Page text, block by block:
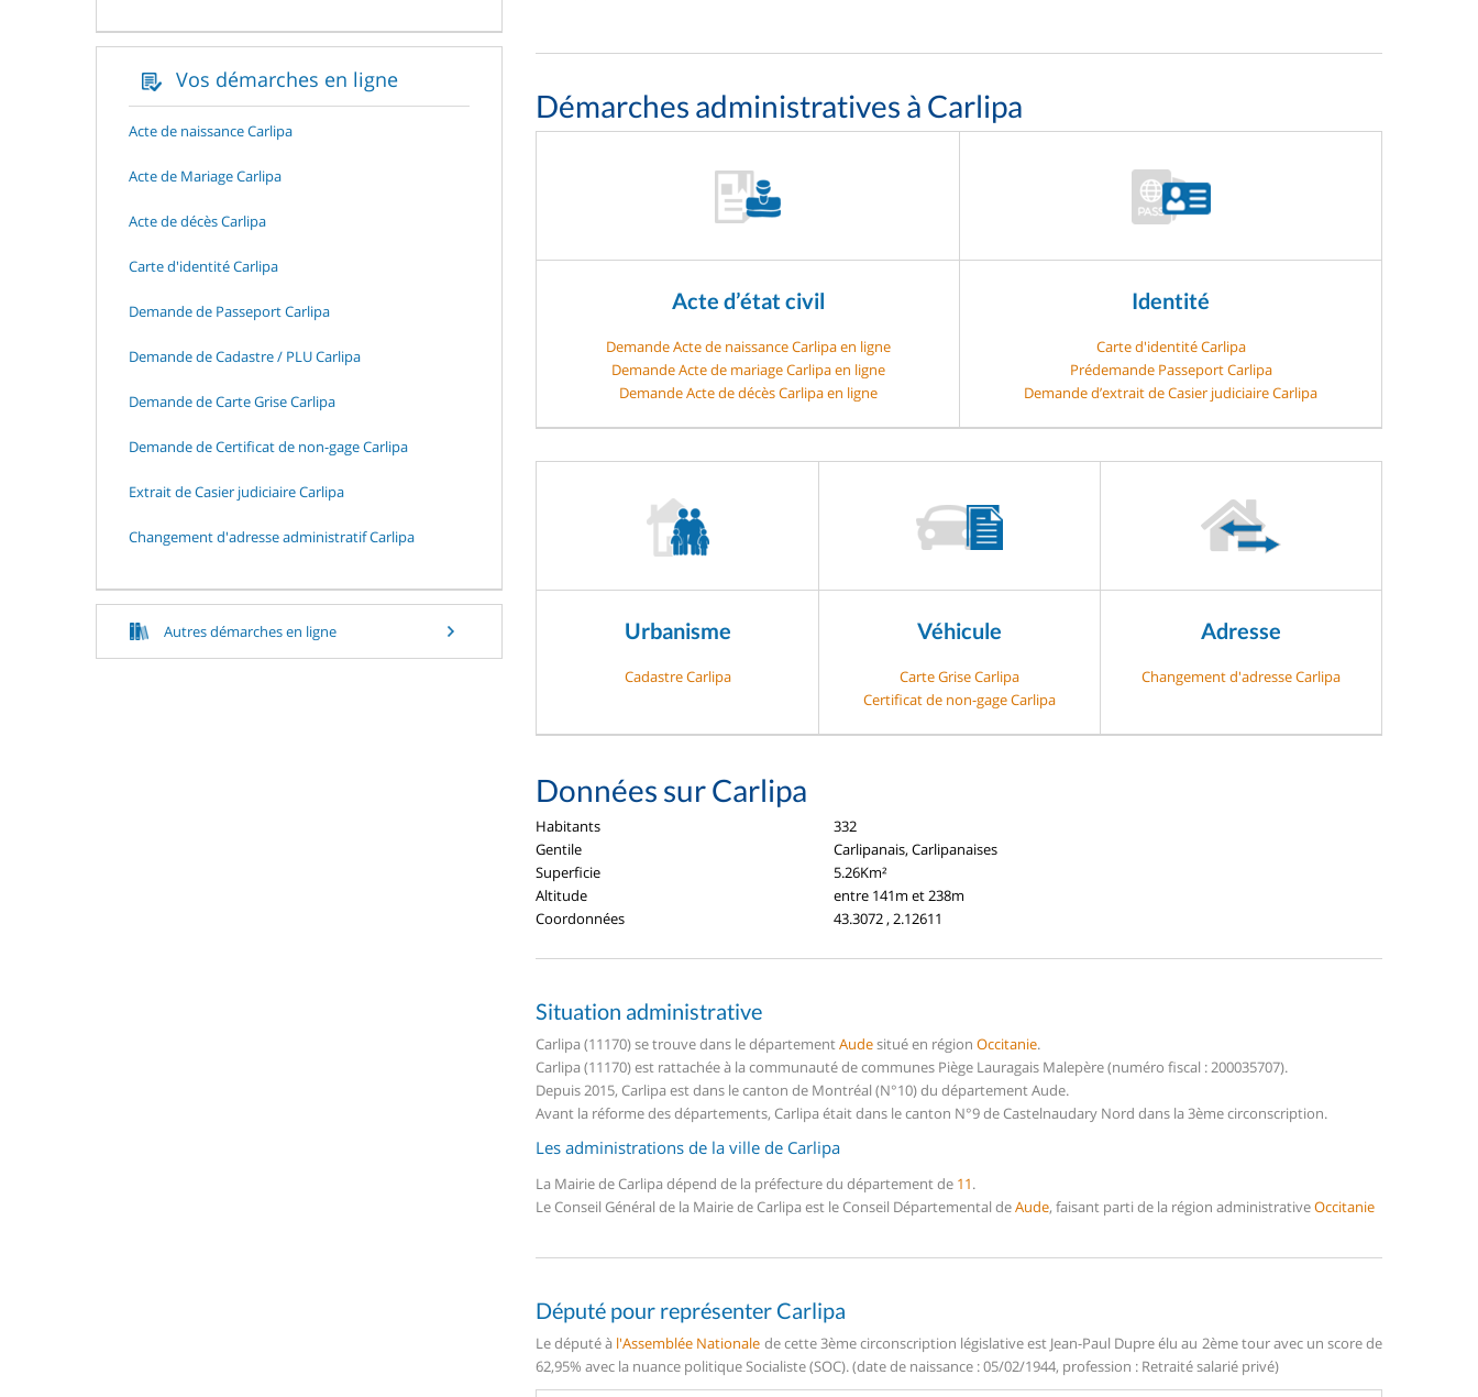
Vos démarches en ligne
Acte de naissance Carlipa
Acte de Mariage Carlipa
Acte de décès Carlipa
Carte d'identité Carlipa
Demande de Passeport Carlipa
Demande de Cadastre / PLU Carlipa
Demande de Carte Grise Carlipa
Demande de Certificat de non-gage Carlipa
Extrait de Casier judiciaire Carlipa
Changement d'adresse administratif Carlipa
Autres démarches en ligne
Démarches administratives à Carlipa
Acte d’état civil
Demande Acte de naissance Carlipa en ligne
Demande Acte de mariage Carlipa en ligne
Demande Acte de décès Carlipa en ligne
Identité
Carte d'identité Carlipa
Prédemande Passeport Carlipa
Demande d’extrait de Casier judiciaire Carlipa
Urbanisme
Cadastre Carlipa
Véhicule
Carte Grise Carlipa
Certificat de non-gage Carlipa
Adresse
Changement d'adresse Carlipa
Données sur Carlipa
Habitants
332
Gentile
Carlipanais, Carlipanaises
Superficie
5.26Km²
Altitude
entre 141m et 238m
Coordonnées
43.3072 , 2.12611
Situation administrative
Carlipa (11170) se trouve dans le départementAudesitué en région Occitanie.
Carlipa (11170) est rattachée à la communauté de communes Piège Lauragais Malepère (numéro fiscal : 200035707).
Depuis 2015, Carlipa est dans le canton de Montréal (N°10) du département Aude.
Avant la réforme des départements, Carlipa était dans le canton N°9 de Castelnaudary Nord dans la 3ème circonscription.
Les administrations de la ville de Carlipa
La Mairie de Carlipa dépend de la préfecture du département de 11.
Le Conseil Général de la Mairie de Carlipa est le Conseil Départemental deAude, faisant parti de la région administrativeOccitanie
Député pour représenter Carlipa
Le député à l'Assemblée Nationale de cette 3ème circonscription législative est Jean-Paul Dupre élu au 2ème tour avec un score de
62,95% avec la nuance politique Socialiste (SOC). (date de naissance : 05/02/1944, profession : Retraité salarié privé)